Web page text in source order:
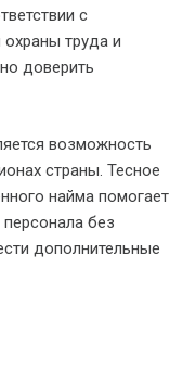
с
охраны труда и
доверить
возможность
страны. Тесное
найма помогает
без
дополнительные